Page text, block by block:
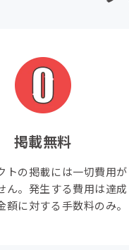
掲載無料
トの掲載には一切費用が
ん。発生する費用は達成
額に対する手数料のみ。